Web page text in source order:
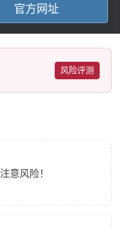
官方网址
风险评测
意风险！